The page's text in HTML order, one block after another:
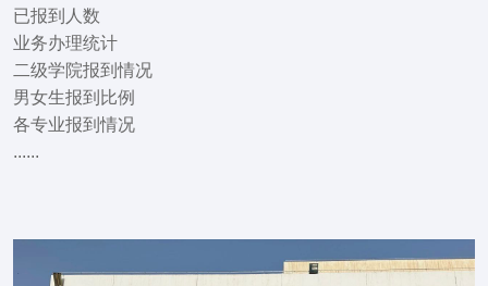
已报到人数
业务办理统计
二级学院报到情况
男女生报到比例
各专业报到情况
......